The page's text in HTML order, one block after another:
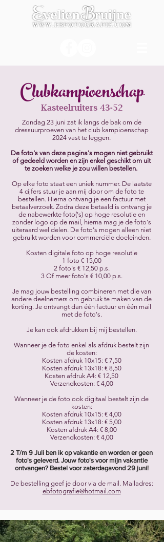
Clubkampioenschap
Kasteelruiters 43-52
Zondag 23 juni zat ik langs de bak om de
dressuurproeven van het club kampioenschap
2024 vast te leggen.
De foto's van deze pagina's mogen niet gebruikt
of gedeeld worden en zijn enkel geschikt om uit
te zoeken welke je zou willen bestellen.
Op elke foto staat een uniek nummer. De laatste
4 cijfers stuur je aan mij door om de foto te
bestellen. Hierna ontvang je een factuur met
betaalverzoek. Zodra deze betaald is ontvang je
de nabewerkte foto('s) op hoge resolutie en
zonder logo op de mail, hierna mag je de foto's
uiteraard wel delen. De foto's mogen alleen niet
gebruikt worden voor commerciële doeleinden.
Kosten digitale foto op hoge resolutie
1 foto € 15,00
2 foto's € 12,50 p.s.
3 Of meer foto's € 10,00 p.s.
Je mag jouw bestelling combineren met die van
andere deelnemers om gebruik te maken van de
korting. Je ontvangt dan één factuur en één mail
met de foto's.
Je kan ook afdrukken bij mij bestellen.
Wanneer je de foto enkel als afdruk bestelt zijn
de kosten:
Kosten afdruk 10x15: € 7,50
Kosten afdruk 13x18: € 8,50
Kosten afdruk A4: € 12,50
Verzendkosten: € 4,00
Wanneer je de foto ook digitaal bestelt zijn de
kosten:
Kosten afdruk 10x15: € 4,00
Kosten afdruk 13x18: € 5,00
Kosten afdruk A4: € 8,00
Verzendkosten: € 4,00
2 T/m 9 Juli ben ik op vakantie en worden er geen
foto's geleverd. Jouw foto's voor mijn vakantie
ontvangen? Bestel voor zaterdagavond 29 juni!
De bestelling geef je door via de mail. Mailadres:
ebfotografie@hotmail.com